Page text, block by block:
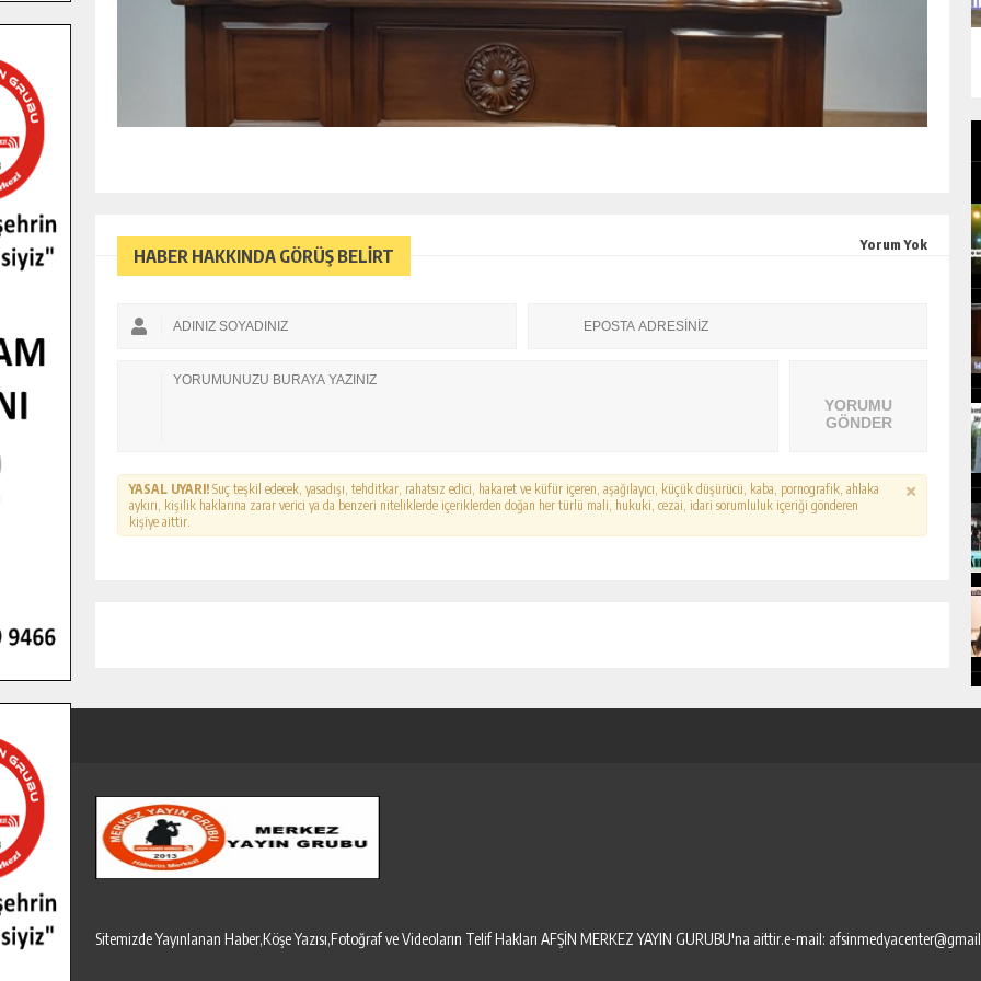
HABER HAKKINDA GÖRÜŞ BELİRT
Yorum Yok
YORUMU
GÖNDER
YASAL UYARI! Suç teşkil edecek, yasadışı, tehditkar, rahatsız edici, hakaret ve küfür içeren, aşağılayıcı, küçük düşürücü, kaba, pornografik, ahlaka
aykırı, kişilik haklarına zarar verici ya da benzeri niteliklerde içeriklerden doğan her türlü mali, hukuki, cezai, idari sorumluluk içeriği gönderen
kişiye aittir.
Sitemizde Yayınlanan Haber,Köşe Yazısı,Fotoğraf ve Videoların Telif Hakları AFŞİN MERKEZ YAYIN GURUBU'na aittir.e-mail: